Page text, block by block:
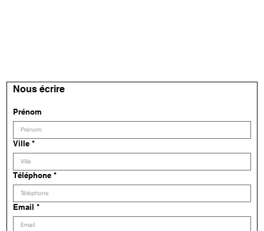
Nous écrire
Prénom
Ville *
Téléphone *
Email *